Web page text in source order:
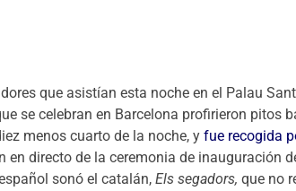
que asistían esta noche en el Palau
se celebran en Barcelona profirieron pitos
menos cuarto de la noche, yfue recogida
en directo de la ceremonia de inauguración
sonó el catalán,Els segadors, que no